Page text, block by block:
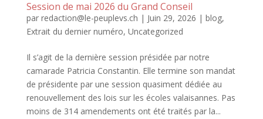
Session de mai 2026 du Grand Conseil
par redaction@le-peuplevs.ch | Juin 29, 2026 | blog,
Extrait du dernier numéro, Uncategorized
Il s’agit de la dernière session présidée par notre
camarade Patricia Constantin. Elle termine son mandat
de présidente par une session quasiment dédiée au
renouvellement des lois sur les écoles valaisannes. Pas
moins de 314 amendements ont été traités par la...